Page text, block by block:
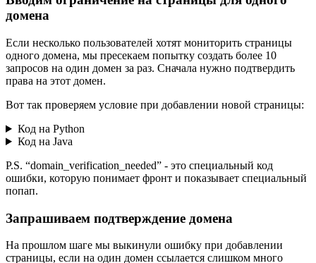
домена
Если несколько пользователей хотят мониторить страницы
одного домена, мы пресекаем попытку создать более 10
запросов на один домен за раз. Сначала нужно подтвердить
права на этот домен.
Вот так проверяем условие при добавлении новой страницы:
Код на Python
Код на Java
P.S. “domain_verification_needed” - это специальный код
ошибки, которую понимает фронт и показывает специальный
попап.
Запрашиваем подтверждение домена
На прошлом шаге мы выкинули ошибку при добавлении
страницы, если на один домен ссылается слишком много